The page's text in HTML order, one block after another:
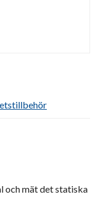
och mät det statiska